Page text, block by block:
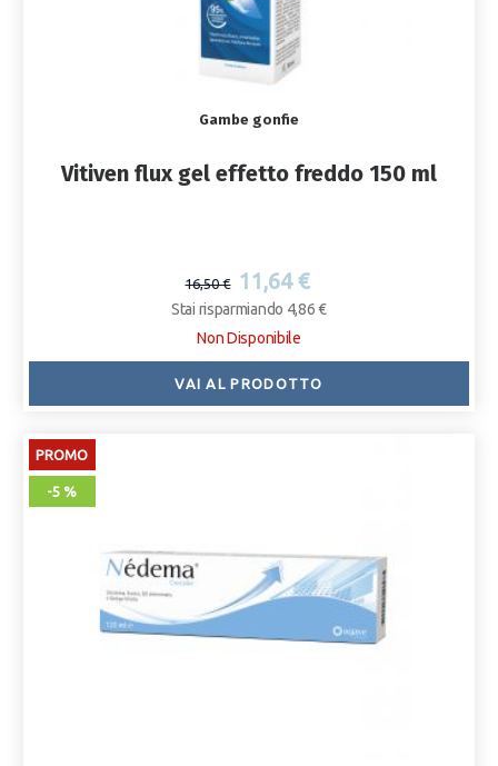
Gambe gonfie
Vitiven flux gel effetto freddo 150 ml
16,50 € 11,64 €
Stai risparmiando 4,86 €
Non Disponibile
VAI AL PRODOTTO
PROMO
-5 %